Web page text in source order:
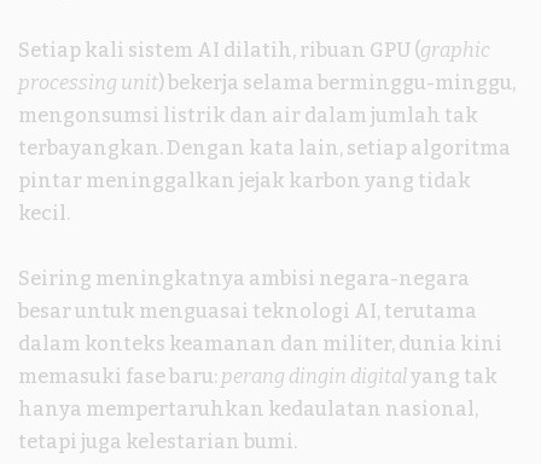
Setiap kali sistem AI dilatih, ribuan GPU (graphic
processing unit) bekerja selama berminggu-minggu,
mengonsumsi listrik dan air dalam jumlah tak
terbayangkan. Dengan kata lain, setiap algoritma
pintar meninggalkan jejak karbon yang tidak
kecil.
Seiring meningkatnya ambisi negara-negara
besar untuk menguasai teknologi AI, terutama
dalam konteks keamanan dan militer, dunia kini
memasuki fase baru: perang dingin digitalyang tak
hanya mempertaruhkan kedaulatan nasional,
tetapi juga kelestarian bumi.